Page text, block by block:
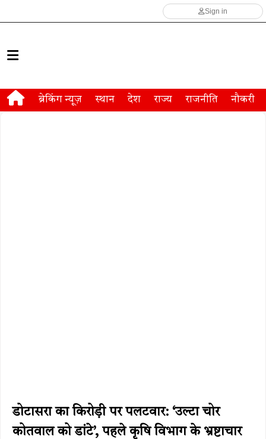
Sign in
ब्रेकिंग न्यूज़ स्थान देश राज्य राजनीति नौकरी
डोटासरा का किरोड़ी पर पलटवार: ‘उल्टा चोर
कोतवाल को डांटे’, पहले कृषि विभाग के भ्रष्टाचार